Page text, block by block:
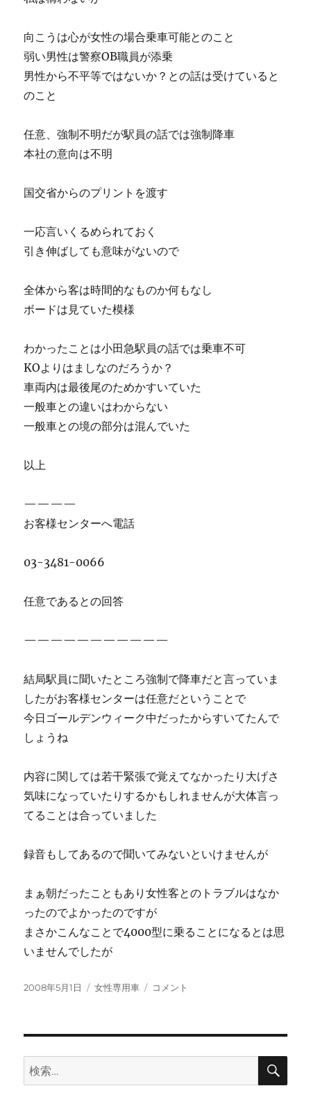
向こうは心が女性の場合乗車可能とのこと
弱い男性は警察OB職員が添乗
男性から不平等ではないか？との話は受けていると
のこと
任意、強制不明だが駅員の話では強制降車
本社の意向は不明
国交省からのプリントを渡す
一応言いくるめられておく
引き伸ばしても意味がないので
全体から客は時間的なものか何もなし
ボードは見ていた模様
わかったことは小田急駅員の話では乗車不可
KOよりはましなのだろうか？
車両内は最後尾のためかすいていた
一般車との違いはわからない
一般車との境の部分は混んでいた
以上
————
お客様センターへ電話
03-3481-0066
任意であるとの回答
———————————
結局駅員に聞いたところ強制で降車だと言っていま
したがお客様センターは任意だということで
今日ゴールデンウィーク中だったからすいてたんで
しょうね
内容に関しては若干緊張で覚えてなかったり大げさ
気味になっていたりするかもしれませんが大体言っ
てることは合っていました
録音もしてあるので聞いてみないといけませんが
まぁ朝だったこともあり女性客とのトラブルはなか
ったのでよかったのですが
まさかこんなことで4000型に乗ることになるとは思
いませんでしたが
投
2008年5月1日
カ
女性専用車
小
に
コメント
検
索:
検